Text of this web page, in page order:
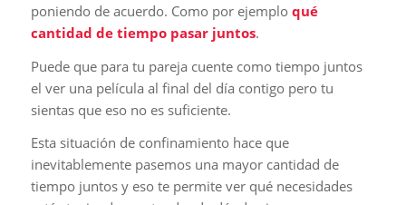
poniendo de acuerdo. Como por ejemplo qué
cantidad de tiempo pasar juntos.
Puede que para tu pareja cuente como tiempo juntos
el ver una película al final del día contigo pero tu
sientas que eso no es suficiente.
Esta situación de confinamiento hace que
inevitablemente pasemos una mayor cantidad de
tiempo juntos y eso te permite ver qué necesidades